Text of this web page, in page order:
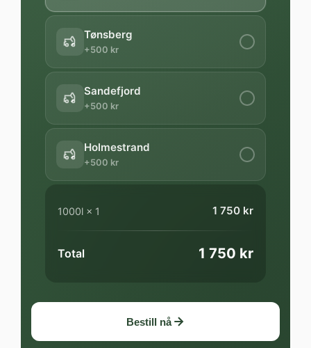
Tønsberg
+500 kr
Sandefjord
+500 kr
Holmestrand
+500 kr
1000l × 1 1 750 kr
Total 1 750 kr
Bestill nå